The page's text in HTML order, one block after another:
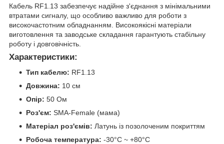
Кабель RF1.13 забезпечує надійне з'єднання з мінімальними
втратами сигналу, що особливо важливо для роботи з
високочастотним обладнанням. Високоякісні матеріали
виготовлення та заводське складання гарантують стабільну
роботу і довговічність.
Характеристики:
Тип кабелю: RF1.13
Довжина: 10 см
Опір: 50 Ом
Роз'єм: SMA-Female (мама)
Матеріал роз'ємів: Латунь із позолоченим покриттям
Робоча температура: -30°C ~ +80°C